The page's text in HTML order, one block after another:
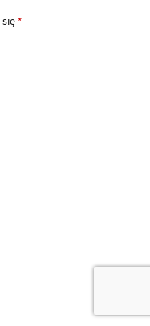
się*